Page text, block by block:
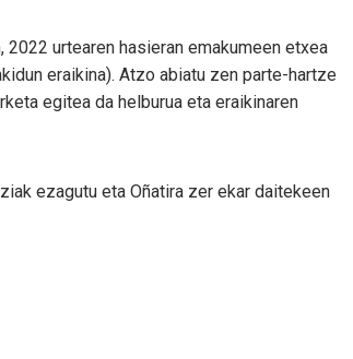
urtearen hasieran emakumeen etxea
eraikina). Atzo abiatu zen parte-hartze
egitea da helburua eta eraikinaren
ezagutu eta Oñatira zer ekar daitekeen